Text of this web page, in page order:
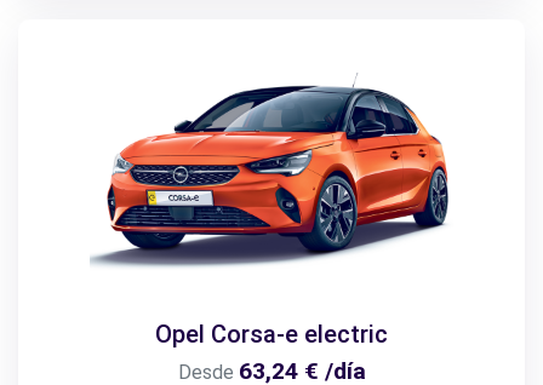
Opel Corsa-e electric
Desde 63,24 € /día